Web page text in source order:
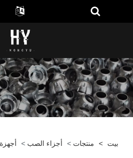
بيت > منتجات > أجزاء الصب >